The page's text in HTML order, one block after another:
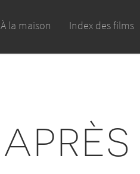
À la maison Index des films